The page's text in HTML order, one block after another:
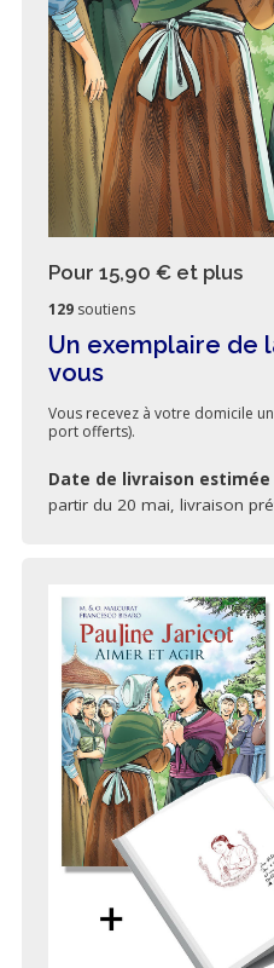
Pour 15,90 € et plus
129 soutiens
Un exemplaire de
vous
Vous recevez à votre domicile
port offerts).
Date de livraison estimée
partir du 20 mai, livraison